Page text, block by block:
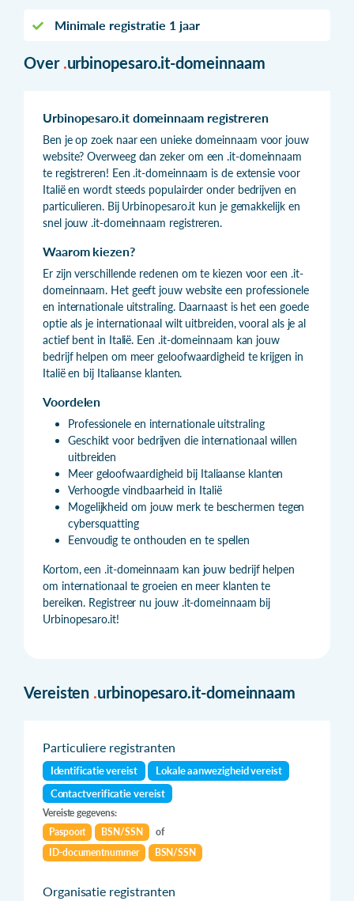
Minimale registratie 1 jaar
Over .urbinopesaro.it-domeinnaam
Urbinopesaro.it domeinnaam registreren
Ben je op zoek naar een unieke domeinnaam voor jouw
website? Overweeg dan zeker om een .it-domeinnaam
te registreren! Een .it-domeinnaam is de extensie voor
Italië en wordt steeds populairder onder bedrijven en
particulieren. Bij Urbinopesaro.it kun je gemakkelijk en
snel jouw .it-domeinnaam registreren.
Waarom kiezen?
Er zijn verschillende redenen om te kiezen voor een .it-
domeinnaam. Het geeft jouw website een professionele
en internationale uitstraling. Daarnaast is het een goede
optie als je internationaal wilt uitbreiden, vooral als je al
actief bent in Italië. Een .it-domeinnaam kan jouw
bedrijf helpen om meer geloofwaardigheid te krijgen in
Italië en bij Italiaanse klanten.
Voordelen
Professionele en internationale uitstraling
Geschikt voor bedrijven die internationaal willen
uitbreiden
Meer geloofwaardigheid bij Italiaanse klanten
Verhoogde vindbaarheid in Italië
Mogelijkheid om jouw merk te beschermen tegen
cybersquatting
Eenvoudig te onthouden en te spellen
Kortom, een .it-domeinnaam kan jouw bedrijf helpen
om internationaal te groeien en meer klanten te
bereiken. Registreer nu jouw .it-domeinnaam bij
Urbinopesaro.it!
Vereisten .urbinopesaro.it-domeinnaam
Particuliere registranten
Identificatie vereist
Lokale aanwezigheid vereist
Contactverificatie vereist
Vereiste gegevens:
Paspoort
BSN/SSN
of
ID-documentnummer
BSN/SSN
Organisatie registranten